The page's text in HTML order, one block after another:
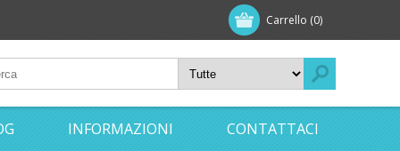
Carrello (0)
INFORMAZIONI CONTATTACI